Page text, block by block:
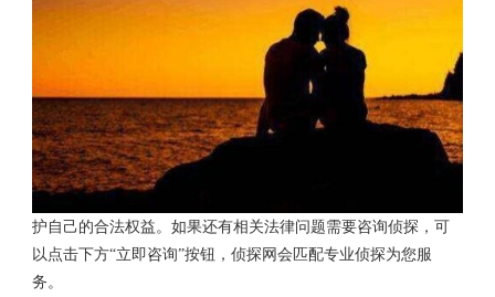
护自己的合法权益。如果还有相关法律问题需要咨询侦探，可
以点击下方“立即咨询”按钮，侦探网会匹配专业侦探为您服
务。